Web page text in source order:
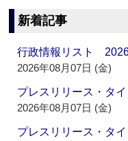
新着記事
行政情報リスト
2026年08月07日 (金)
プレスリリース・タ
2026年08月07日 (金)
プレスリリース・タ